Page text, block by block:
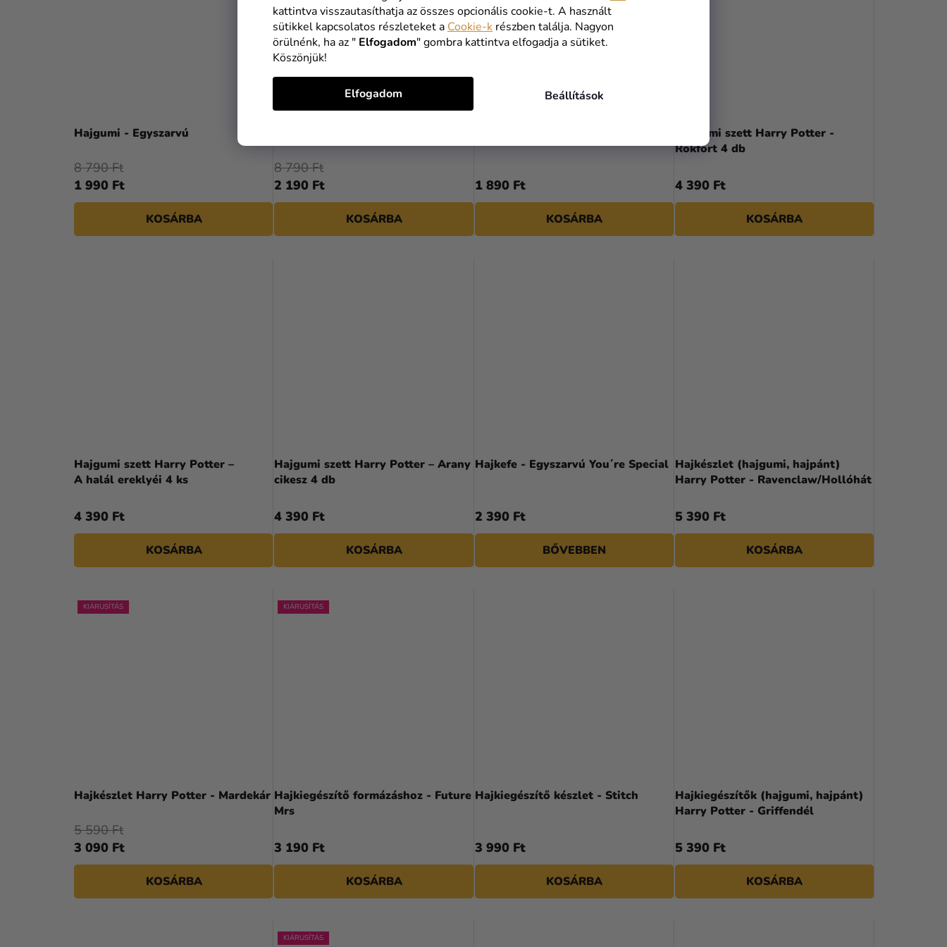
kattintva visszautasíthatja az összes opcionális cookie-t. A használt
sütikkel kapcsolatos részleteket a Cookie-k részben találja. Nagyon
örülnénk, ha az " Elfogadom" gombra kattintva elfogadja a sütiket.
Köszönjük!
Beállítások
Elfogadom
Hajgumi - Egyszarvú
1 990 Ft
8 790 Ft
KOSÁRBA
2 190 Ft
8 790 Ft
KOSÁRBA
1 890 Ft
KOSÁRBA
Hajgumi szett Harry Potter -
Rokfort 4 db
4 390 Ft
KOSÁRBA
Hajgumi szett Harry Potter –
A halál ereklyéi 4 ks
4 390 Ft
KOSÁRBA
Hajgumi szett Harry Potter – Arany
cikesz 4 db
4 390 Ft
KOSÁRBA
Hajkefe - Egyszarvú You´re Special
2 390 Ft
BŐVEBBEN
Hajkészlet (hajgumi, hajpánt)
Harry Potter - Ravenclaw/Hollóhát
5 390 Ft
KOSÁRBA
KIÁRUSÍTÁS
Hajkészlet Harry Potter - Mardekár
3 090 Ft
5 590 Ft
KOSÁRBA
KIÁRUSÍTÁS
Hajkiegészítő formázáshoz - Future
Mrs
3 190 Ft
KOSÁRBA
Hajkiegészítő készlet - Stitch
3 990 Ft
KOSÁRBA
Hajkiegészítők (hajgumi, hajpánt)
Harry Potter - Griffendél
5 390 Ft
KOSÁRBA
KIÁRUSÍTÁS